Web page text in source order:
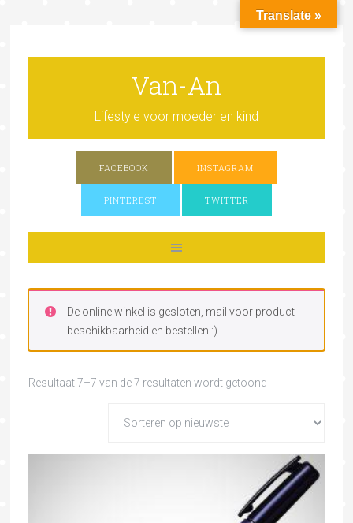
Van-An
Lifestyle voor moeder en kind
FACEBOOK INSTAGRAM
PINTEREST TWITTER
De online winkel is gesloten, mail voor product
beschikbaarheid en bestellen :)
Resultaat 7–7 van de 7 resultaten wordt getoond
Translate »